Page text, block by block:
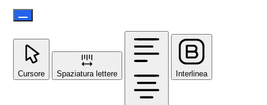
Cursore Spaziatura lettere Interlinea